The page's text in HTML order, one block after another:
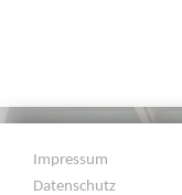
Impressum
Datenschutz